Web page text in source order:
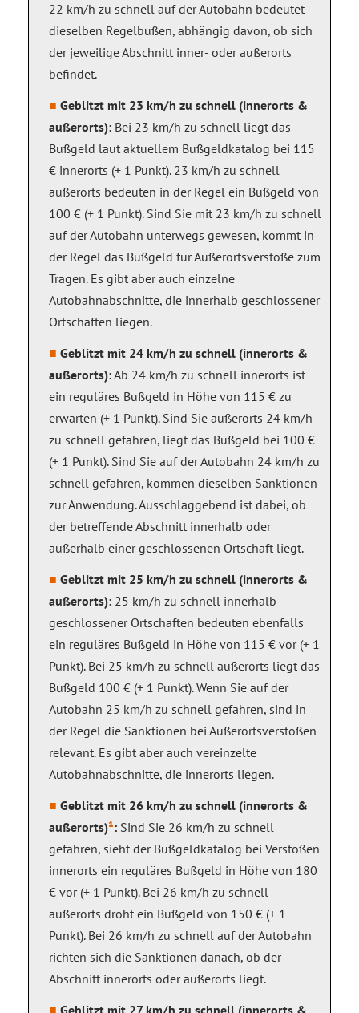
22 km/h zu schnell auf der Autobahn bedeutet
dieselben Regelbußen, abhängig davon, ob sich
der jeweilige Abschnitt inner- oder außerorts
befindet.
Geblitzt mit 23 km/h zu schnell (innerorts &
außerorts): Bei 23 km/h zu schnell liegt das
Bußgeld laut aktuellem Bußgeldkatalog bei 115
€ innerorts (+ 1 Punkt). 23 km/h zu schnell
außerorts bedeuten in der Regel ein Bußgeld von
100 € (+ 1 Punkt). Sind Sie mit 23 km/h zu schnell
auf der Autobahn unterwegs gewesen, kommt in
der Regel das Bußgeld für Außerortsverstöße zum
Tragen. Es gibt aber auch einzelne
Autobahnabschnitte, die innerhalb geschlossener
Ortschaften liegen.
Geblitzt mit 24 km/h zu schnell (innerorts &
außerorts):Ab 24 km/h zu schnell innerorts ist
ein reguläres Bußgeld in Höhe von 115 € zu
erwarten (+ 1 Punkt). Sind Sie außerorts 24 km/h
zu schnell gefahren, liegt das Bußgeld bei 100 €
(+ 1 Punkt). Sind Sie auf der Autobahn 24 km/h zu
schnell gefahren, kommen dieselben Sanktionen
zur Anwendung. Ausschlaggebend ist dabei, ob
der betreffende Abschnitt innerhalb oder
außerhalb einer geschlossenen Ortschaft liegt.
Geblitzt mit 25 km/h zu schnell (innerorts &
außerorts): 25 km/h zu schnell innerhalb
geschlossener Ortschaften bedeuten ebenfalls
ein reguläres Bußgeld in Höhe von 115 € vor (+ 1
Punkt). Bei 25 km/h zu schnell außerorts liegt das
Bußgeld 100 € (+ 1 Punkt). Wenn Sie auf der
Autobahn 25 km/h zu schnell gefahren, sind in
der Regel die Sanktionen bei Außerortsverstößen
relevant. Es gibt aber auch vereinzelte
Autobahnabschnitte, die innerorts liegen.
Geblitzt mit 26 km/h zu schnell (innerorts &
außerorts)¹: Sind Sie 26 km/h zu schnell
gefahren, sieht der Bußgeldkatalog bei Verstößen
innerorts ein reguläres Bußgeld in Höhe von 180
€ vor (+ 1 Punkt). Bei 26 km/h zu schnell
außerorts droht ein Bußgeld von 150 € (+ 1
Punkt). Bei 26 km/h zu schnell auf der Autobahn
richten sich die Sanktionen danach, ob der
Abschnitt innerorts oder außerorts liegt.
Geblitzt mit 27 km/h zu schnell (innerorts &